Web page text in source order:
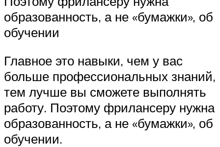
образованность, а не «бумажки», об
обучении
Главное это навыки, чем у вас
больше профессиональных знаний,
тем лучше вы сможете выполнять
работу. Поэтому фрилансеру нужна
образованность, а не «бумажки», об
обучении.